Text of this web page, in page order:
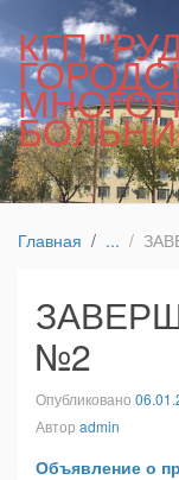
КГП
Главная
№2
Опубликовано
Автор admin
Объявление о